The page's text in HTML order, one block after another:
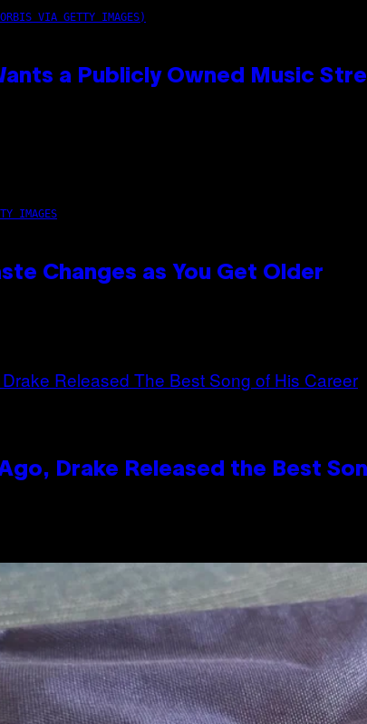
VIA GETTY IMAGES)
a Publicly Owned Music
IMAGES
Changes as You Get Older
Ago, Drake Released the Best